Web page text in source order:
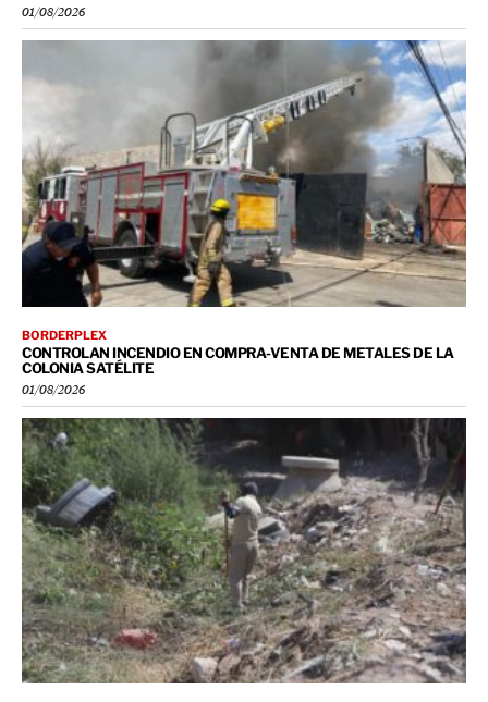
01/08/2026
BORDERPLEX
CONTROLAN INCENDIO EN COMPRA-VENTA DE METALES DE LA
COLONIA SATÉLITE
01/08/2026